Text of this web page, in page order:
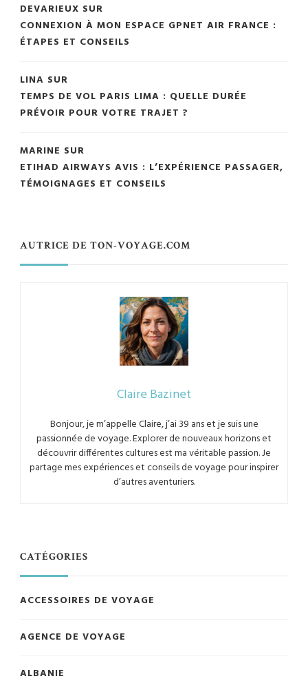
DEVARIEUX SUR
CONNEXION À MON ESPACE GPNET AIR FRANCE :
ÉTAPES ET CONSEILS
LINA SUR
TEMPS DE VOL PARIS LIMA : QUELLE DURÉE
PRÉVOIR POUR VOTRE TRAJET ?
MARINE SUR
ETIHAD AIRWAYS AVIS : L’EXPÉRIENCE PASSAGER,
TÉMOIGNAGES ET CONSEILS
AUTRICE DE TON-VOYAGE.COM
Claire Bazinet
Bonjour, je m’appelle Claire, j’ai 39 ans et je suis une
passionnée de voyage. Explorer de nouveaux horizons et
découvrir différentes cultures est ma véritable passion. Je
partage mes expériences et conseils de voyage pour inspirer
d’autres aventuriers.
CATÉGORIES
ACCESSOIRES DE VOYAGE
AGENCE DE VOYAGE
ALBANIE